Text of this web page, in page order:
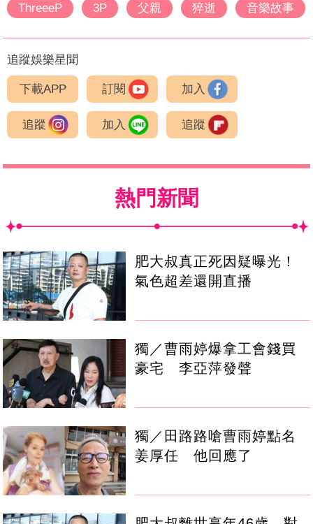
ThreeeP
3P 父親 猝逝 音樂故事
追蹤娛樂星聞
下載APP 訂閱 加入
追蹤 加入 追蹤
熱門新聞
肥大叔真正死因疑曝光！
氣色超差還開直播
獨／曹雨婷爆拿工會錢買
豪宅 李亞萍發聲
獨／田路路嗆曹雨婷點名
姜厚任 他回應了